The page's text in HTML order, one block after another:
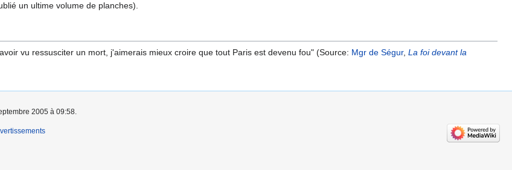
un ultime volume de planches).
vu ressusciter un mort, j'aimerais mieux croire que tout Paris est devenu fou" (Source: Mgr de Ségur, La foi devant la
2005 à 09:58.